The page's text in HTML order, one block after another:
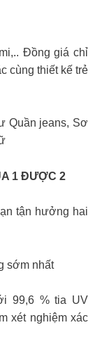
Đồng giá chỉ
cùng thiết kế trẻ
Quần jeans, Sơ
1 ĐƯỢC 2
tận hưởng hai
sớm nhất
99,6 % tia UV
xét nghiệm xác